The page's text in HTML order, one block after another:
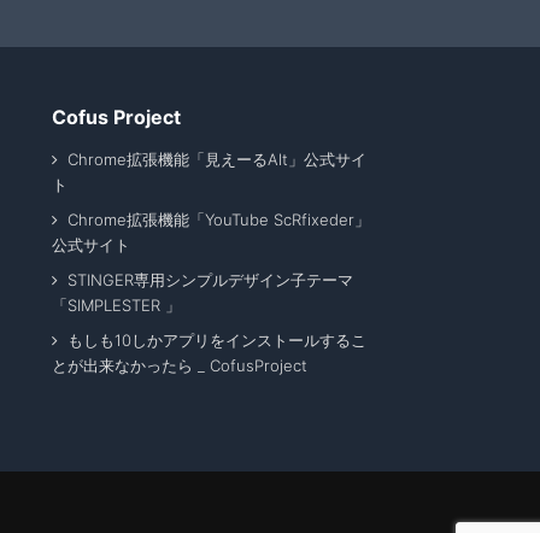
Cofus Project
Chrome拡張機能「見えーるAlt」公式サイ
ト
Chrome拡張機能「YouTube ScRfixeder」
公式サイト
STINGER専用シンプルデザイン子テーマ
「SIMPLESTER 」
もしも10しかアプリをインストールするこ
とが出来なかったら _ CofusProject